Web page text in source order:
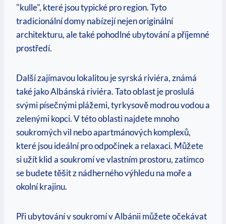
"kulle", které jsou typické pro region. Tyto
tradicionální domy nabízejí nejen originální⁢
architekturu, ale také pohodlné ubytování a⁣ příjemné
‌prostředí.
Další zajímavou ⁢lokalitou je syrská riviéra, známá ​
také jako Albánská riviéra. Tato oblast je proslulá
svými písečnými plážemi, tyrkysově modrou vodou a
zelenými kopci. V této oblasti najdete mnoho
soukromých vil nebo apartmánových‍ komplexů,
které jsou ideální ‍pro odpočinek a relaxaci. Můžete
si užít⁢ klid a soukromí ve⁤ vlastním ‌prostoru, zatímco
se budete těšit z nádherného výhledu na moře a
okolní krajinu.
Při ubytování v soukromí ​v Albánii můžete očekávat